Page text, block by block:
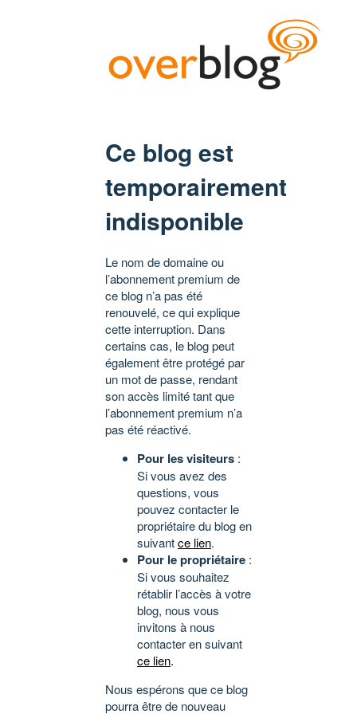
Ce blog est
temporairement
indisponible
Le nom de domaine ou
l’abonnement premium de
ce blog n’a pas été
renouvelé, ce qui explique
cette interruption. Dans
certains cas, le blog peut
également être protégé par
un mot de passe, rendant
son accès limité tant que
l’abonnement premium n’a
pas été réactivé.
Pour les visiteurs :
Si vous avez des
questions, vous
pouvez contacter le
propriétaire du blog en
suivantce lien.
Pour le propriétaire :
Si vous souhaitez
rétablir l’accès à votre
blog, nous vous
invitons à nous
contacter en suivant
ce lien.
Nous espérons que ce blog
pourra être de nouveau